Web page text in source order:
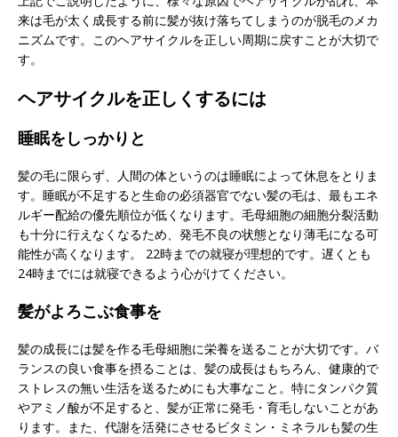
来は毛が太く成長する前に髪が抜け落ちてしまうのが脱毛のメカ
ニズムです。このヘアサイクルを正しい周期に戻すことが大切で
す。
ヘアサイクルを正しくするには
睡眠をしっかりと
髪の毛に限らず、人間の体というのは睡眠によって休息をとりま
す。睡眠が不足すると生命の必須器官でない髪の毛は、最もエネ
ルギー配給の優先順位が低くなります。毛母細胞の細胞分裂活動
も十分に行えなくなるため、発毛不良の状態となり薄毛になる可
能性が高くなります。 22時までの就寝が理想的です。遅くとも
24時までには就寝できるよう心がけてください。
髪がよろこぶ食事を
髪の成長には髪を作る毛母細胞に栄養を送ることが大切です。バ
ランスの良い食事を摂ることは、髪の成長はもちろん、健康的で
ストレスの無い生活を送るためにも大事なこと。特にタンパク質
やアミノ酸が不足すると、髪が正常に発毛・育毛しないことがあ
ります。また、代謝を活発にさせるビタミン・ミネラルも髪の生